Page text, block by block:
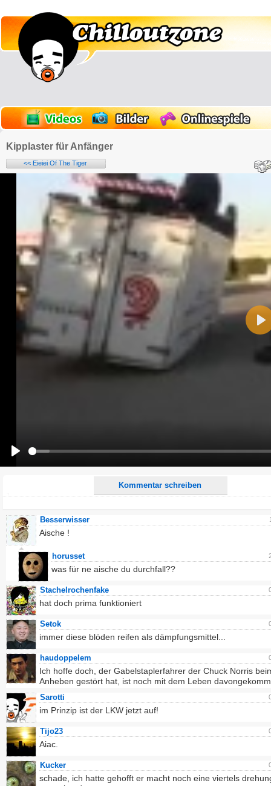
Kipplaster für Anfänger
<< Eieiei Of The Tiger
Kommentar schreiben
Ich möchte eine E-Mail, wenn auf dieser Seite weitere Kommentare erscheinen.
Besserwisser
Aische !
horusset
was für ne aische du durchfall??
Stachelrochenfake
hat doch prima funktioniert
Setok
immer diese blöden reifen als dämpfungsmittel...
haudoppelem
Ich hoffe doch, der Gabelstaplerfahrer der Chuck Norris
Anheben gestört hat, ist noch mit dem Leben
Sarotti
im Prinzip ist der LKW jetzt auf!
Tijo23
Aiac.
Kucker
schade, ich hatte gehofft er macht noch eine viertels